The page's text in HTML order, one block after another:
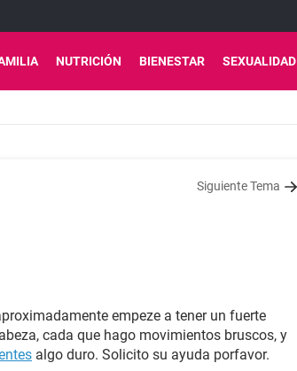
NUTRICIÓN BIENESTAR SEXUALIDAD
Siguiente Tema
empeze a tener un fuerte
cada que hago movimientos bruscos, y
algo duro. Solicito su ayuda porfavor.